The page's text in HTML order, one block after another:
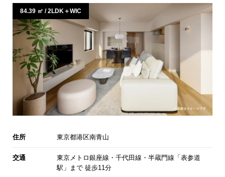
84.39 ㎡ / 2LDK＋WIC
住所 東京都港区南青山
交通
東京メトロ銀座線・千代田線・半蔵門線「表参道
駅」まで 徒歩11分